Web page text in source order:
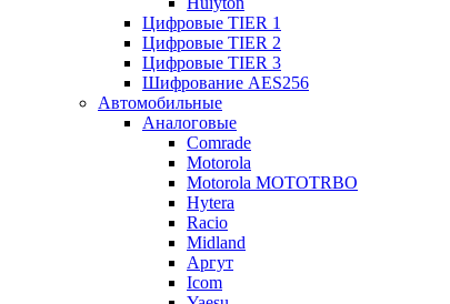
Цифровые TIER 1
Цифровые TIER 2
Цифровые TIER 3
Шифрование AES256
Автомобильные
Аналоговые
Comrade
Motorola
Motorola MOTOTRBO
Hytera
Racio
Midland
Аргут
Icom